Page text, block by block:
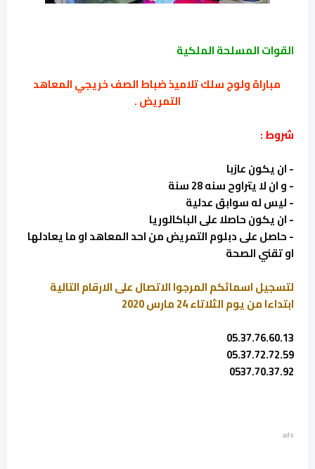
القوات المسلحة الملكية
مباراة ولوج سلك تلاميذ ضباط الصف خريجي المعاهد
التمريض .
شروط :
- ان يكون عازبا
- و ان لا يتراوحسنه28 سنة
- ليس له سوابق عدلية
- ان يكون حاصلا على الباكالوريا
- حاصل على دبلوم التمريض من احد المعاهد او ما يعادلها
او تقني الصحة
لتسجيل اسمائكم المرجوا الاتصال على الارقام التالية
ابتداءا من يوم الثلاتاء 24 مارس 2020
05.37.76.60.13
05.37.72.72.59
0537.70.37.92
ads